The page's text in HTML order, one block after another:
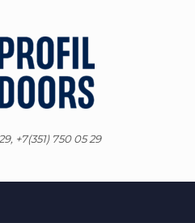
+7(351) 750 05 29